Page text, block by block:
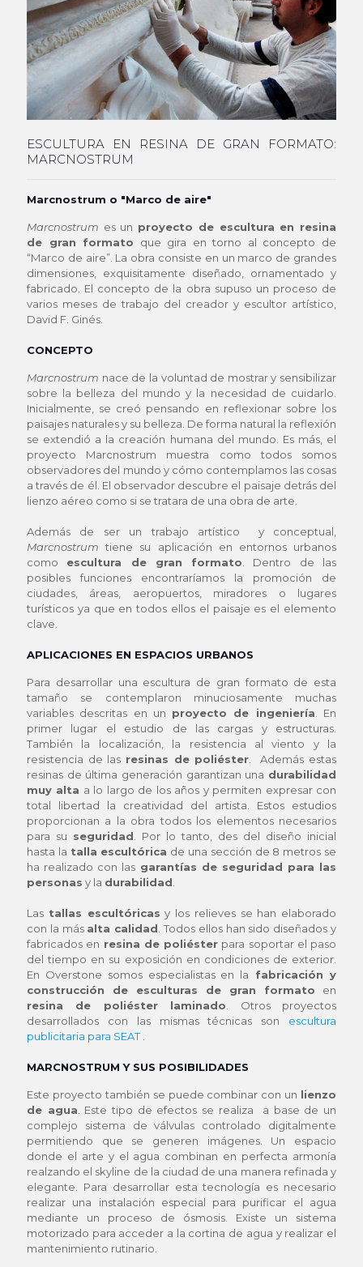
ESCULTURA EN RESINA DE GRAN FORMATO:
MARCNOSTRUM
Marcnostrum o "Marco de aire"
Marcnostrum es un proyecto de escultura en resina
de gran formato que gira en torno al concepto de
“Marco de aire”. La obra consiste en un marco de grandes
dimensiones, exquisitamente diseñado, ornamentado y
fabricado. El concepto de la obra supuso un proceso de
varios meses de trabajo del creador y escultor artístico,
David F. Ginés.
CONCEPTO
Marcnostrum nace de la voluntad de mostrar y sensibilizar
sobre la belleza del mundo y la necesidad de cuidarlo.
Inicialmente, se creó pensando en reflexionar sobre los
paisajes naturales y su belleza. De forma natural la reflexión
se extendió a la creación humana del mundo. Es más, el
proyecto Marcnostrum muestra como todos somos
observadores del mundo y cómo contemplamos las cosas
a través de él. El observador descubre el paisaje detrás del
lienzo aéreo como si se tratara de una obra de arte.
Además de ser un trabajo artístico y conceptual,
Marcnostrum tiene su aplicación en entornos urbanos
como escultura de gran formato . Dentro de las
posibles funciones encontraríamos la promoción de
ciudades, áreas, aeropuertos, miradores o lugares
turísticos ya que en todos ellos el paisaje es el elemento
clave.
APLICACIONES EN ESPACIOS URBANOS
Para desarrollar una escultura de gran formato de esta
tamaño se contemplaron minuciosamente muchas
variables descritas en un proyecto de ingeniería . En
primer lugar el estudio de las cargas y estructuras.
También la localización, la resistencia al viento y la
resistencia de las resinas de poliéster . Además estas
resinas de última generación garantizan una durabilidad
muy alta a lo largo de los años y permiten expresar con
total libertad la creatividad del artista. Estos estudios
proporcionan a la obra todos los elementos necesarios
para su seguridad . Por lo tanto, des del diseño inicial
hasta la talla escultórica de una sección de 8 metros se
ha realizado con las garantías de seguridad para las
personas y la durabilidad
Las tallas escultóricas y los relieves se han elaborado
con la más alta calidad . Todos ellos han sido diseñados y
fabricados en resina de poliéster para soportar el paso
del tiempo en su exposición en condiciones de exterior.
En Overstone somos especialistas en la fabricación y
construcción de esculturas de gran formato en
resina de poliéster laminado . Otros proyectos
desarrollados con las mismas técnicas son escultura
publicitaria para SEAT.
MARCNOSTRUM Y SUS POSIBILIDADES
Este proyecto también se puede combinar con un lienzo
de agua . Este tipo de efectos se realiza a base de un
complejo sistema de válvulas controlado digitalmente
permitiendo que se generen imágenes. Un espacio
donde el arte y el agua combinan en perfecta armonía
realzando el skyline de la ciudad de una manera refinada y
elegante. Para desarrollar esta tecnología es necesario
realizar una instalación especial para purificar el agua
mediante un proceso de ósmosis. Existe un sistema
motorizado para acceder a la cortina de agua y realizar el
mantenimiento rutinario.